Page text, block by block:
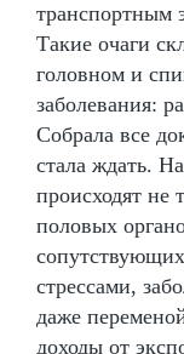
транспортным
Такие очаги
головном и
заболевания:
Собрала все
стала ждать.
происходят не
половых
стрессами,
даже
доходы от